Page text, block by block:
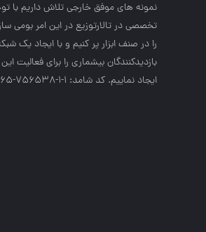
نمونه هاي موفق خارجي تلاش داريم با
تخصصي در تالارتوزيع در اين امر بومي
را در صنف ابزار پر كنيم و با ايجاد يك
بازديدكنندگان بيشماري را براي فعاليت
ايجاد نماييم. کد شامد: 1-1-756538-65-0-2